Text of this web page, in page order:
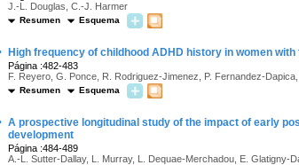
J.-L. Douglas, C.-J. Harmer
Resumen Esquema
High frequency of childhood ADHD history in women
Página :482-483
F. Reyero, G. Ponce, R. Rodriguez-Jimenez, P. Fernandez-
Resumen Esquema
A prospective longitudinal study of the impact of early
development
Página :484-489
A.-L. Sutter-Dallay, L. Murray, L. Dequae-Merchadou, E. Glatigny-